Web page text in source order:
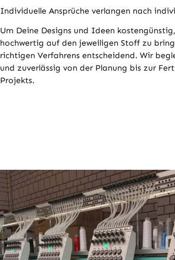
Individuelle Ansprüche verlangen nach
Um Deine Designs und Ideen
hochwertig auf den jeweiligen Stoff zu
richtigen Verfahrens entscheidend. Wir
und zuverlässig von der Planung bis zur
Projekts.